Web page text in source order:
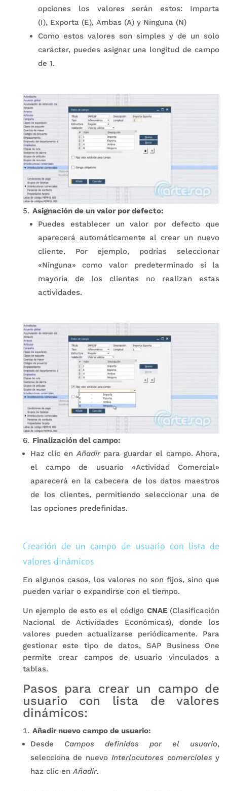
opciones los valores serán estos: Importa
(I), Exporta (E), Ambas (A) y Ninguna (N)
Como estos valores son simples y de un solo
carácter, puedes asignar una longitud de campo
de 1.
Asignación de un valor por defecto:
Puedes establecer un valor por defecto que
aparecerá automáticamente al crear un nuevo
cliente. Por ejemplo, podrías seleccionar
«Ninguna» como valor predeterminado si la
mayoría de los clientes no realizan estas
actividades.
Finalización del campo:
Haz clic enAñadirpara guardar el campo. Ahora,
el campo de usuario «Actividad Comercial»
aparecerá en la cabecera de los datos maestros
de los clientes, permitiendo seleccionar una de
las opciones predefinidas.
Creación de un campo de usuario con lista de
valores dinámicos
En algunos casos, los valores no son fijos, sino que
pueden variar o expandirse con el tiempo.
Un ejemplo de esto es el código CNAE(Clasificación
Nacional de Actividades Económicas), donde los
valores pueden actualizarse periódicamente. Para
gestionar este tipo de datos, SAP Business One
permite crear campos de usuario vinculados a
tablas.
Pasos para crear un campo de
usuario con lista de valores
dinámicos:
Añadir nuevo campo de usuario:
Desde Campos definidos por el usuario,
selecciona de nuevo Interlocutores comerciales y
haz clic enAñadir.